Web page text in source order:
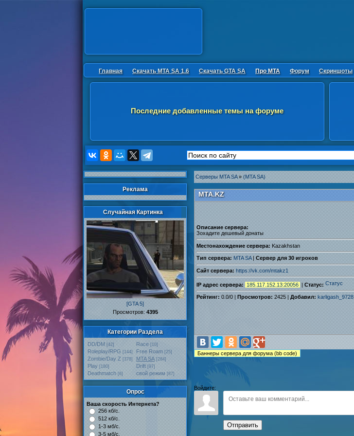
Главная Скачать MTA SA 1.6 Скачать GTA SA Про MTA Форум Скриншоты
Последние добавленные темы на форуме
Реклама
Случайная Картинка
[GTA 5]
Проcмотров: 4395
Категории Раздела
DD/DM [42] Race [10]
Roleplay/RPG [144] Free Roam [25]
Zombie/Day Z [378] MTA SA [284]
Play [180] Drift [97]
Deathmatch [6] свой режим [87]
Опрос
Ваша скорость Интернета?
256 кб/с.
512 кб/с.
1-3 мб/с.
3-5 мб/с.
Серверы MTA SA» (MTA SA)
MTA.KZ
Описание сервера:
Зохадите дешевый донаты
Местонахождение сервера: Kazakhstan
Тип сервера: MTA SA| Сервер для 30 игроков
Сайт сервера: https://vk.com/mtakz1
IP адрес сервера: 185.117.152.13:20056 | Статус:
Рейтинг: 0.0/0 Просмотров: 2425 | Добавил: karligash_9728
Войдите:
Отправить